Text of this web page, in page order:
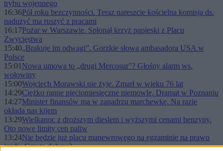
trybu wojennego
16:36Pół roku bezczynności. Teraz nareszcie kościelna komisja ds.
nadużyć ma ruszyć z pracami
16:17Pożar w Warszawie. Spłonął krzyż papieski z Placu
Zwycięstwa
15:40„Brakuje im odwagi”. Gorzkie słowa ambasadora USA w
Polsce
15:01 Nowa umowa to „drugi Mercosur”? Głośny alarm ws.
wołowiny
15:00Wojciech Morawski nie żyje. Zmarł w wieku 76 lat
14:29Ciężko ranne pięciomiesięczne niemowlę. Dramat w Poznaniu
14:27Minister finansów ma w zanadrzu marchewkę. Na razie
okłada nas kijem
13:29Wielkanoc z droższym dieslem i wyższymi cenami benzyny.
Oto nowe limity cen paliw
13:24Nie będzie już placu manewrowego na egzaminie na prawo
jazdy. Czy to dobrze?